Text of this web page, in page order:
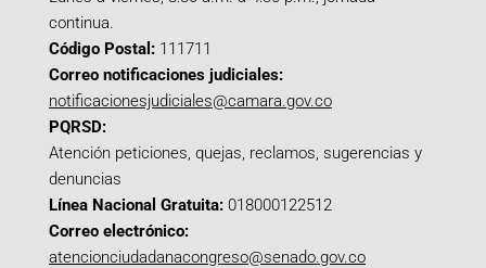
continua.
Código Postal: 111711
Correo notificaciones judiciales:
notificacionesjudiciales@camara.gov.co
PQRSD:
Atención peticiones, quejas, reclamos, sugerencias y
denuncias
Línea Nacional Gratuita: 018000122512
Correo electrónico:
atencionciudadanacongreso@senado.gov.co